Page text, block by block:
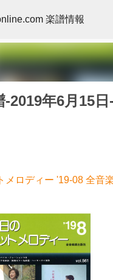
ップしてメイン コンテン
楽譜情報
-2019年6月15日-
メロディー '19-08 全